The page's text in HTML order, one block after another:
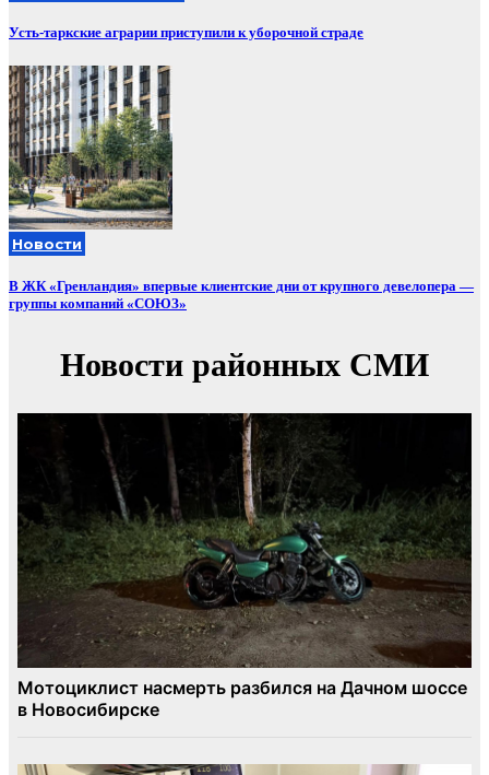
Усть-таркские аграрии приступили к уборочной страде
Новости
В ЖК «Гренландия» впервые клиентские дни от крупного девелопера —
группы компаний «СОЮЗ»